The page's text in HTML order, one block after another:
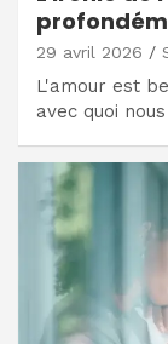
29 avril 2026
L'amour est
avec quoi